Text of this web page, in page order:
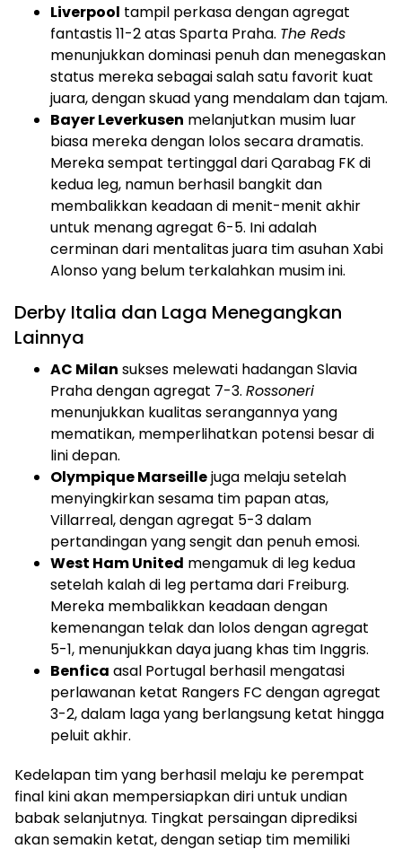
Liverpool tampil perkasa dengan agregat
fantastis 11-2 atas Sparta Praha. The Reds
menunjukkan dominasi penuh dan menegaskan
status mereka sebagai salah satu favorit kuat
juara, dengan skuad yang mendalam dan tajam.
Bayer Leverkusen melanjutkan musim luar
biasa mereka dengan lolos secara dramatis.
Mereka sempat tertinggal dari Qarabag FK di
kedua leg, namun berhasil bangkit dan
membalikkan keadaan di menit-menit akhir
untuk menang agregat 6-5. Ini adalah
cerminan dari mentalitas juara tim asuhan Xabi
Alonso yang belum terkalahkan musim ini.
Derby Italia dan Laga Menegangkan
Lainnya
AC Milan sukses melewati hadangan Slavia
Praha dengan agregat 7-3. Rossoneri
menunjukkan kualitas serangannya yang
mematikan, memperlihatkan potensi besar di
lini depan.
Olympique Marseillejuga melaju setelah
menyingkirkan sesama tim papan atas,
Villarreal, dengan agregat 5-3 dalam
pertandingan yang sengit dan penuh emosi.
West Ham United mengamuk di leg kedua
setelah kalah di leg pertama dari Freiburg.
Mereka membalikkan keadaan dengan
kemenangan telak dan lolos dengan agregat
5-1, menunjukkan daya juang khas tim Inggris.
Benfica asal Portugal berhasil mengatasi
perlawanan ketat Rangers FC dengan agregat
3-2, dalam laga yang berlangsung ketat hingga
peluit akhir.
Kedelapan tim yang berhasil melaju ke perempat
final kini akan mempersiapkan diri untuk undian
babak selanjutnya. Tingkat persaingan diprediksi
akan semakin ketat, dengan setiap tim memiliki